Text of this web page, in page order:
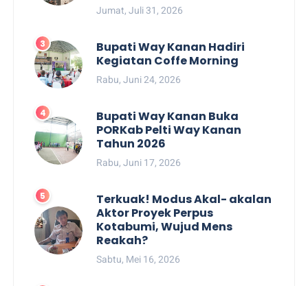
Jumat, Juli 31, 2026
Bupati Way Kanan Hadiri
Kegiatan Coffe Morning
Rabu, Juni 24, 2026
Bupati Way Kanan Buka
PORKab Pelti Way Kanan
Tahun 2026
Rabu, Juni 17, 2026
Terkuak! Modus Akal- akalan
Aktor Proyek Perpus
Kotabumi, Wujud Mens
Reakah?
Sabtu, Mei 16, 2026